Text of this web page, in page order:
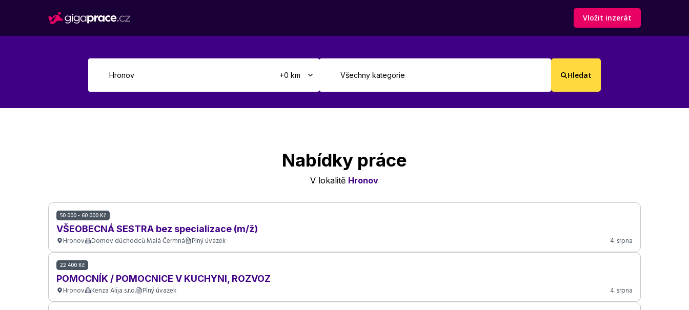
Vložit inzerát
Hledat
Nabídky práce
V lokalitě Hronov
50 000 - 60 000 Kč
VŠEOBECNÁ SESTRA bez specializace (m/ž)
Hronov Domov důchodců Malá Čermná Plný úvazek 4. srpna
22 400 Kč
POMOCNÍK / POMOCNICE V KUCHYNI, ROZVOZ
Hronov Kenza Alija s.r.o. Plný úvazek 4. srpna